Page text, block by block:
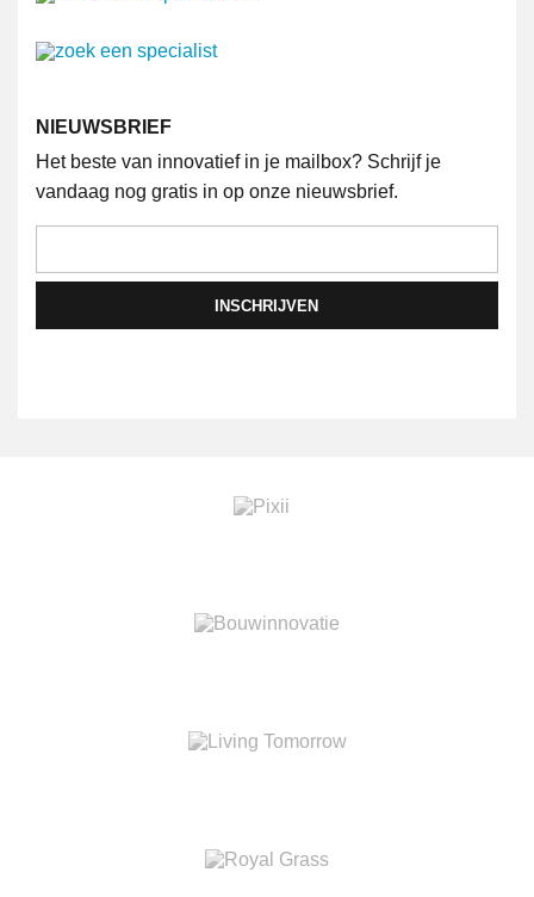
NIEUWSBRIEF
Het beste van innovatief in je mailbox? Schrijf je
vandaag nog gratis in op onze nieuwsbrief.